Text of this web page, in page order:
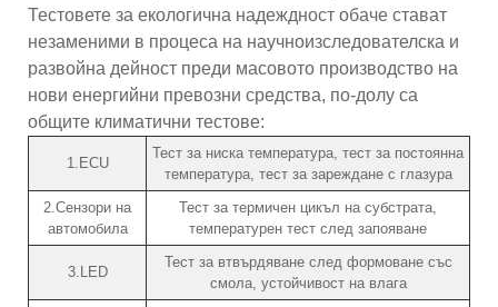
Тестовете за екологична надеждност обаче стават
незаменими в процеса на научноизследователска и
развойна дейност преди масовото производство на
нови енергийни превозни средства, по-долу са
общите климатични тестове:
1.ECU
Тест за ниска температура, тест за постоянна
температура, тест за зареждане с глазура
2.Сензори на
автомобила
Тест за термичен цикъл на субстрата,
температурен тест след запояване
3.LED
Тест за втвърдяване след формоване със
смола, устойчивост на влага